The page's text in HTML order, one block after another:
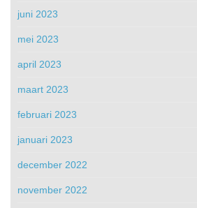
juni 2023
mei 2023
april 2023
maart 2023
februari 2023
januari 2023
december 2022
november 2022